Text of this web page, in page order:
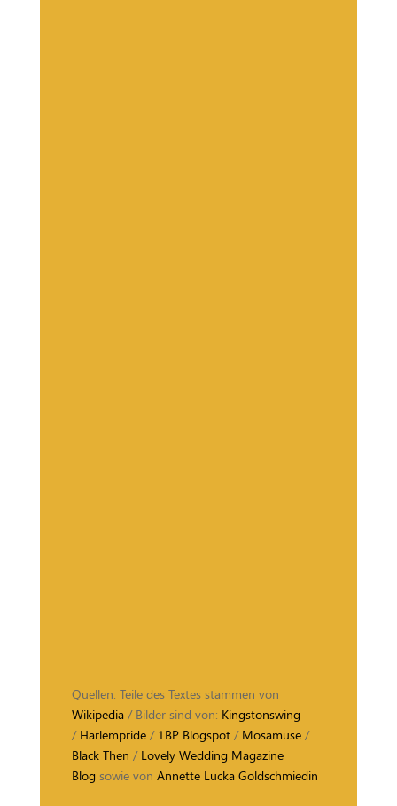
Quellen: Teile des Textes stammen von
Wikipedia/ Bilder sind von: Kingstonswing
/ Harlempride/ 1BP Blogspot/ Mosamuse/
Black Then / Lovely Wedding Magazine
Blogsowie von Annette Lucka Goldschmiedin